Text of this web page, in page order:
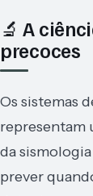
🔬 A
precoces
Os sistemas
representam
da
prever